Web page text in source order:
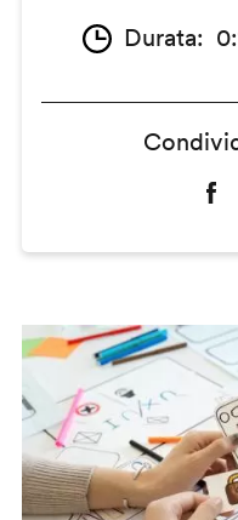
Durata